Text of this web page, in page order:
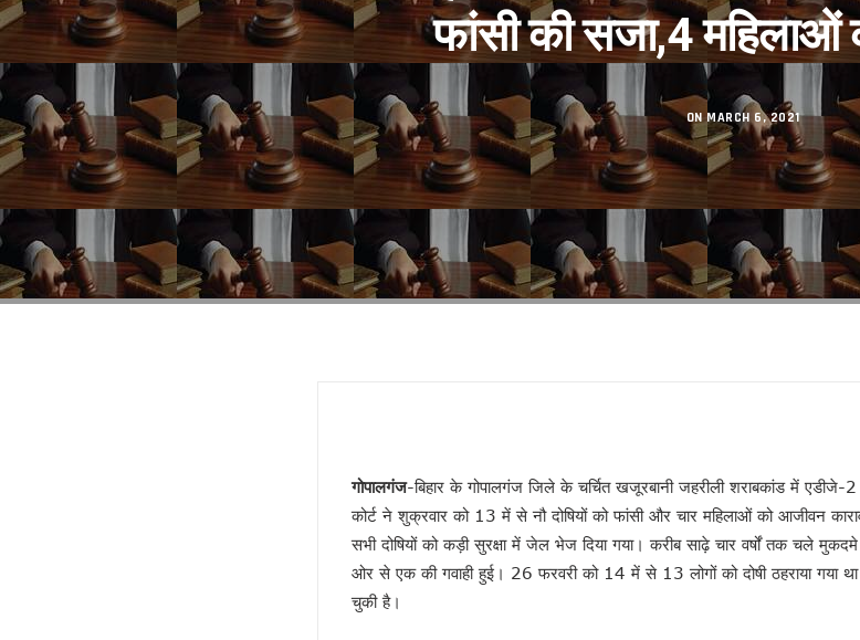
गोरखपुर में बार काउंसिल का चुनाव सकुशल संपन्न।
ज्योतिर्विद नरेंद्र ने किया गोरखपुर सिनेमा महोत्सव का शुभारंभ
स्वामी अविमुक्तेश्वरानंद विवाद पहले शंकराचार्य अब नहीं, आखिर क्यों ?
यूपी राज्य महिला आयोग की उपाध्यक्ष का तलाक !
दो दिवसीय सिनेमा महोत्सव 21 जनवरी से
मुंबई हुई पराई!
सियासी गेम चेंजर एक्सप्रेसवे !
बंद होगा यमुना एक्सप्रेसवे !
डबल इनकम बना जंजाल !
एनडीए से फिर अलग होंगे नीतीश!
अज़हर उगलेगा डान की सच्चाई !
अतीक की बीबी पर मेहरबान कौन ?
पीडीए के नए अर्थ की सियासत !
लोकपाल या शौकपाल!
बिहार में फिर छले गए मुस्लिम
फांसी की सजा,4
ON MARCH 6, 2021
गोपालगंज-बिहार के गोपालगंज जिले के चर्चित खजूरबानी जहरीली शराबकांड में
कोर्ट ने शुक्रवार को 13 में से नौ दोषियों को फांसी और चार महिलाओं को आजीवन
सभी दोषियों को कड़ी सुरक्षा में जेल भेज दिया गया। करीब साढ़े चार वर्षों तक चले
ओर से एक की गवाही हुई। 26 फरवरी को 14 में से 13 लोगों को दोषी ठहराया गया
चुकी है।